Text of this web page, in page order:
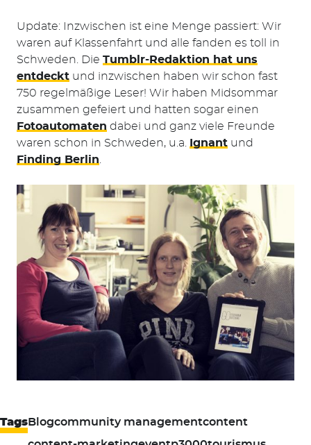
Update: Inzwischen ist eine Menge passiert: Wir
waren auf Klassenfahrt und alle fanden es toll in
Schweden. Die Tumblr-Redaktion hat uns
entdeckt und inzwischen haben wir schon fast
750 regelmäßige Leser! Wir haben Midsommar
zusammen gefeiert und hatten sogar einen
Fotoautomaten dabei und ganz viele Freunde
waren schon in Schweden, u.a.
Ignant und
Finding Berlin
TagsBlogcommunity managementcontent